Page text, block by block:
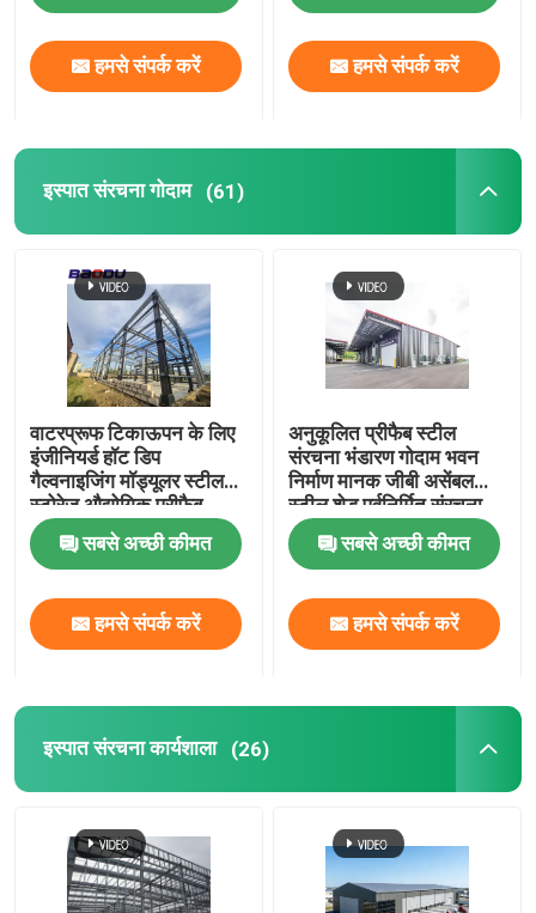
हमसे संपर्क करें हमसे संपर्क करें
इस्पात संरचना गोदाम (61)
वाटरप्रूफ टिकाऊपन के लिए
इंजीनियर्ड हॉट डिप
गैल्वनाइजिंग मॉड्यूलर स्टील
स्टोरेज औद्योगिक प्रीफैब
आवासीय वाणिज्यिक स्टील
संरचना पूर्वनिर्मित स्कूल भवन
सबसे अच्छी कीमत
हमसे संपर्क करें
अनुकूलित प्रीफैब स्टील
संरचना भंडारण गोदाम भवन
निर्माण मानक जीबी असेंबल
स्टील शेड पूर्वनिर्मित संरचना
अनुकूलन योग्य आयाम आदर्श
सबसे अच्छी कीमत
हमसे संपर्क करें
इस्पात संरचना कार्यशाला (26)